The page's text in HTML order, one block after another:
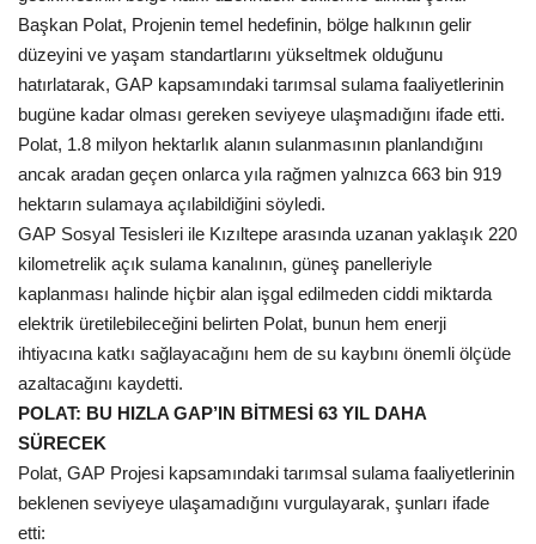
Başkan Polat, Projenin temel hedefinin, bölge halkının gelir
düzeyini ve yaşam standartlarını yükseltmek olduğunu
hatırlatarak, GAP kapsamındaki tarımsal sulama faaliyetlerinin
bugüne kadar olması gereken seviyeye ulaşmadığını ifade etti.
Polat, 1.8 milyon hektarlık alanın sulanmasının planlandığını
ancak aradan geçen onlarca yıla rağmen yalnızca 663 bin 919
hektarın sulamaya açılabildiğini söyledi.
GAP Sosyal Tesisleri ile Kızıltepe arasında uzanan yaklaşık 220
kilometrelik açık sulama kanalının, güneş panelleriyle
kaplanması halinde hiçbir alan işgal edilmeden ciddi miktarda
elektrik üretilebileceğini belirten Polat, bunun hem enerji
ihtiyacına katkı sağlayacağını hem de su kaybını önemli ölçüde
azaltacağını kaydetti.
POLAT: BU HIZLA GAP’IN BİTMESİ 63 YIL DAHA
SÜRECEK
Polat, GAP Projesi kapsamındaki tarımsal sulama faaliyetlerinin
beklenen seviyeye ulaşamadığını vurgulayarak, şunları ifade
etti: